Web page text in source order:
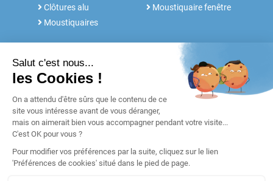
Clôtures alu
Moustiquaires
Moustiquaire fenêtre
NOS SERVICES
Rdv conseil
Notices et Tutos
Réalisations
Blog
Garanties
FABRICANT DEPUIS 30 ANS
Notre histoire
POUR LES
PROFESSIONNELS